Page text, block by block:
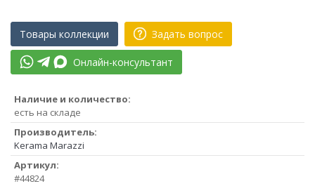
Товары коллекции Задать вопрос
Онлайн-консультант
Наличие и количество:
есть на складе
Производитель:
Kerama Marazzi
Артикул:
#44824